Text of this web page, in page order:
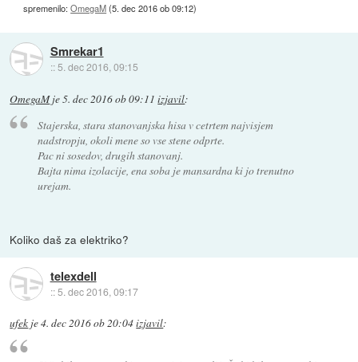
spremenilo:OmegaM(5. dec 2016 ob 09:12)
Smrekar1
:: 5. dec 2016, 09:15
OmegaMje5. dec 2016 ob 09:11 izjavil:
Stajerska, stara stanovanjska hisa v cetrtem najvisjem
nadstropju, okoli mene so vse stene odprte.
Pac ni sosedov, drugih stanovanj.
Bajta nima izolacije, ena soba je mansardna ki jo trenutno
urejam.
Koliko daš za elektriko?
telexdell
::5. dec 2016, 09:17
ufek je4. dec 2016 ob 20:04izjavil: